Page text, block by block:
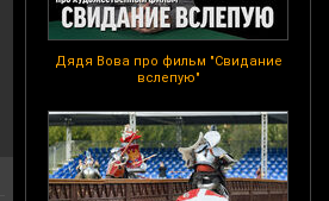
Дядя Вова про фильм "Свидание
вслепую"